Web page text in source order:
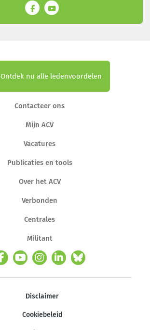
Ontdek nu alle ledenvoordelen
Contacteer ons
Mijn ACV
Vacatures
Publicaties en tools
Over het ACV
Verbonden
Centrales
Militant
Disclaimer
Cookiebeleid